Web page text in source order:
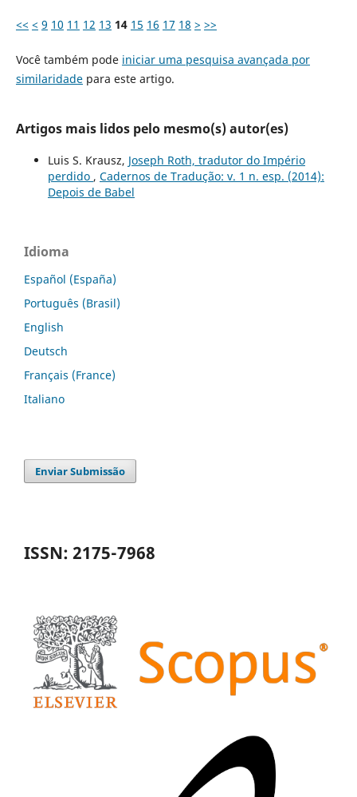
<< < 9 10 11 12 13 14 15 16 17 18 > >>
Você também pode iniciar uma pesquisa avançada por
similaridadepara este artigo.
Artigos mais lidos pelo mesmo(s) autor(es)
Luis S. Krausz, Joseph Roth, tradutor do Império
perdido , Cadernos de Tradução: v. 1 n. esp. (2014):
Depois de Babel
Idioma
Español (España)
Português (Brasil)
English
Deutsch
Français (France)
Italiano
Enviar Submissão
ISSN: 2175-7968